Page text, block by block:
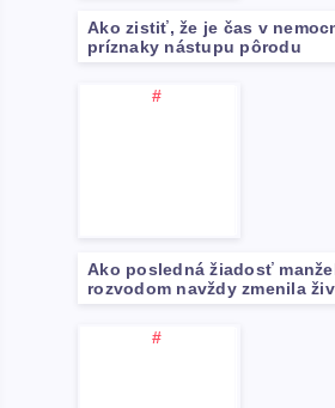
Ako zistiť, že je čas v
príznaky nástupu pôrodu
Ako posledná žiadosť
rozvodom navždy zmenila